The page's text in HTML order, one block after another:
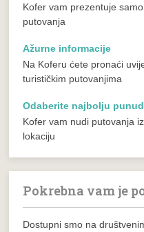
Kofer vam prezentuje
putovanja
Ažurne informacije
Na Koferu ćete pronaći
turističkim putovanjima
Odaberite najbolju
Kofer vam nudi putovanja
lokaciju
Pokrebna vam je
Dostupni smo na